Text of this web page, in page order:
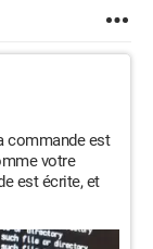
commande est
votre
est écrite, et